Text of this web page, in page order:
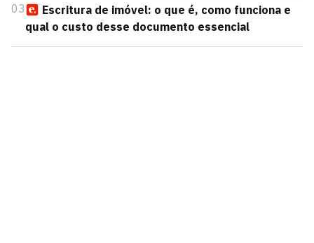
03
Escritura de imóvel: o que é, como funciona e
qual o custo desse documento essencial